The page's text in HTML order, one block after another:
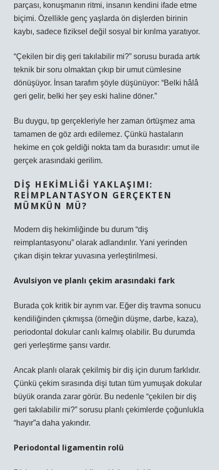
parçası, konuşmanın ritmi, insanın kendini ifade etme
biçimi. Özellikle genç yaşlarda ön dişlerden birinin
kaybı, sadece fiziksel değil sosyal bir kırılma yaratıyor.
“Çekilen bir diş geri takılabilir mi?” sorusu burada artık
teknik bir soru olmaktan çıkıp bir umut cümlesine
dönüşüyor. İnsan tarafım şöyle düşünüyor: “Belki hâlâ
geri gelir, belki her şey eski haline döner.”
Bu duygu, tıp gerçekleriyle her zaman örtüşmez ama
tamamen de göz ardı edilemez. Çünkü hastaların
hekime en çok geldiği nokta tam da burasıdır: umut ile
gerçek arasındaki gerilim.
DIŞ HEKIMLIĞI YAKLAŞIMI:
REIMPLANTASYON GERÇEKTEN
MÜMKÜN MÜ?
Modern diş hekimliğinde bu durum “diş
reimplantasyonu” olarak adlandırılır. Yani yerinden
çıkan dişin tekrar yuvasına yerleştirilmesi.
Avulsiyon ve planlı çekim arasındaki fark
Burada çok kritik bir ayrım var. Eğer diş travma sonucu
kendiliğinden çıkmışsa (örneğin düşme, darbe, kaza),
periodontal dokular canlı kalmış olabilir. Bu durumda
geri yerleştirme şansı vardır.
Ancak planlı olarak çekilmiş bir diş için durum farklıdır.
Çünkü çekim sırasında dişi tutan tüm yumuşak dokular
büyük oranda zarar görür. Bu nedenle “çekilen bir diş
geri takılabilir mi?” sorusu planlı çekimlerde çoğunlukla
“hayır”a daha yakındır.
Periodontal ligamentin rolü